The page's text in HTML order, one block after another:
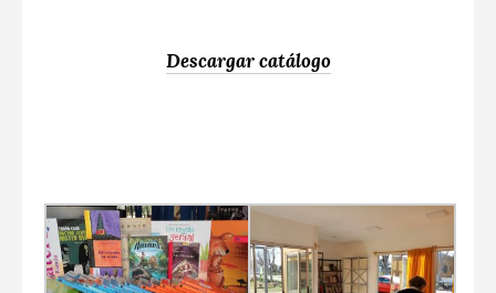
Descargar catálogo